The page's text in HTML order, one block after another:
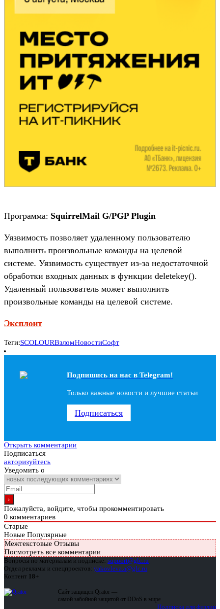
Программа: SquirrelMail G/PGP Plugin
Уязвимость позволяет удаленному пользователю
выполнить произвольные команды на целевой
системе. Уязвимость существует из-за недостаточной
обработки входных данных в функции deletekey().
Удаленный пользователь может выполнить
произвольные команды на целевой системе.
Эксплоит
Теги:SCOLOURВзломНовостиСофт
Подпишись на наc в Telegram!
Только важные новости и лучшие статьи
Подписаться
Открыть комментарии
Подписаться
авторизуйтесь
Уведомить о
Пожалуйста, войдите, чтобы прокомментировать
0 комментариев
Старые
Новые Популярные
Межтекстовые Отзывы
Посмотреть все комментарии
Вопросы по материалам и подписке: support@glc.ru
Отдел рекламы и спецпроектов: yakovleva.a@glc.ru
Контент 18+
Сайт защищен Qrator —
самой забойной защитой от DDoS в мире
Подписка для физлиц